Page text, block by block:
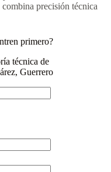
precisión técnica
primero?
técnica de
Guerrero